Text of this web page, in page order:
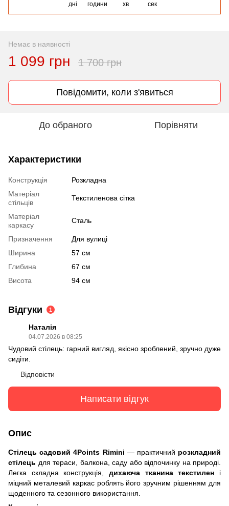
дні години хв сек
Немає в наявності
1 099 грн 1 700 грн
Повідомити, коли з'явиться
До обраного Порівняти
Характеристики
Конструкція
Розкладна
Матеріал
стільців
Текстиленова сітка
Матеріал
каркасу
Сталь
Призначення
Для вулиці
Ширина
57 см
Глибина
67 см
Висота
94 см
Відгуки 1
Наталія
04.07.2026 в 08:25
Чудовий стілець: гарний вигляд, якісно зроблений, зручно дуже
сидіти.
Відповісти
Написати відгук
Опис
Стілець садовий 4Points Rimini — практичний розкладний
стілець для тераси, балкона, саду або відпочинку на природі.
Легка складна конструкція, дихаюча тканина текстилен і
міцний металевий каркас роблять його зручним рішенням для
щоденного та сезонного використання.